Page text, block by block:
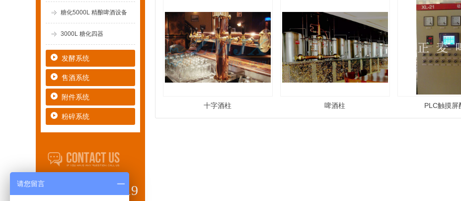
糖化5000L 精酿啤酒设备
3000L 糖化四器
发酵系统
售酒系统
附件系统
粉碎系统
0531-68829919
十字酒柱 啤酒柱 PLC触摸屏
请您留言